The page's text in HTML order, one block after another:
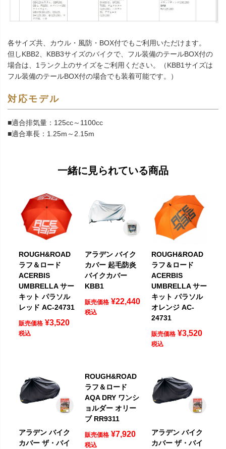
各サイズ共、カウル・風防・BOX付でもご利用いただけます。
但しKBB2、KBB3サイズのバイクで、フル装備のテールBOX付の
場合は、1ランク上のサイズをご利用ください。（KBB1サイズは
フル装備のテールBOX付の場合でも装着可能です。）
対応モデル
■適合排気量：125cc～1100cc
■適合車長：1.25m～2.15m
一緒に見られている商品
ROUGH&ROAD
ラフ＆ロード
ACERBIS
UMBRELLA サー
キット パラソル
レッド AC-24731
販売価格 ¥3,520
税込
アラデン バイク
カバー 起毛防炎
バイクカバー
KBB1
販売価格 ¥22,440
税込
ROUGH&ROAD
ラフ＆ロード
ACERBIS
UMBRELLA サー
キット パラソル
オレンジ AC-
24731
販売価格 ¥3,520
税込
アラデン バイク
カバー ザ・バイ
ROUGH&ROAD
ラフ＆ロード
AQA DRY ワンシ
ョルダー オリー
ブ RR9311
販売価格 ¥7,920
税込
アラデン バイク
カバー ザ・バイ